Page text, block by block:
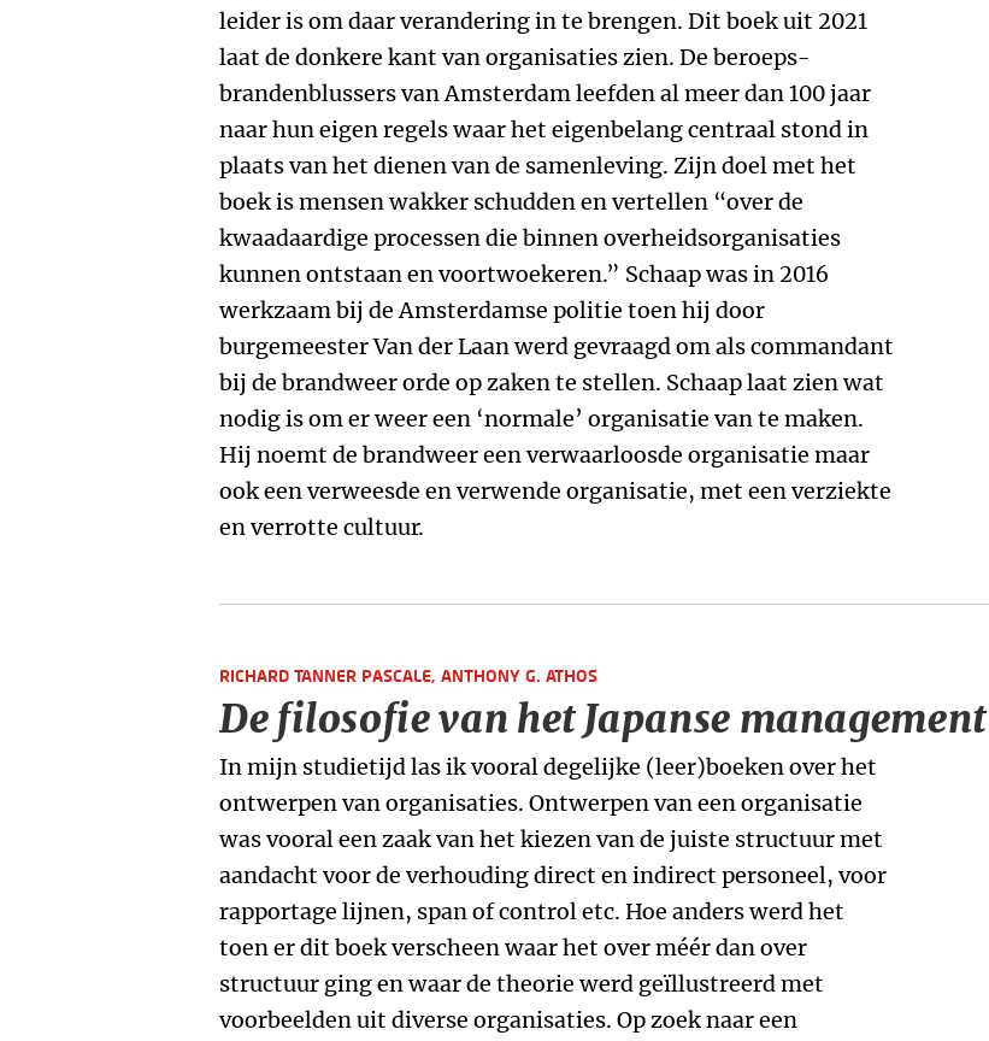
leider is om daar verandering in te brengen. Dit boek uit 2021
laat de donkere kant van organisaties zien. De beroeps-
brandenblussers van Amsterdam leefden al meer dan 100 jaar
naar hun eigen regels waar het eigenbelang centraal stond in
plaats van het dienen van de samenleving. Zijn doel met het
boek is mensen wakker schudden en vertellen “over de
kwaadaardige processen die binnen overheidsorganisaties
kunnen ontstaan en voortwoekeren.” Schaap was in 2016
werkzaam bij de Amsterdamse politie toen hij door
burgemeester Van der Laan werd gevraagd om als commandant
bij de brandweer orde op zaken te stellen. Schaap laat zien wat
nodig is om er weer een ‘normale’ organisatie van te maken.
Hij noemt de brandweer een verwaarloosde organisatie maar
ook een verweesde en verwende organisatie, met een verziekte
en verrotte cultuur.
RICHARD TANNER PASCALE, ANTHONY G. ATHOS
De filosofie van het Japanse management
In mijn studietijd las ik vooral degelijke (leer)boeken over het
ontwerpen van organisaties. Ontwerpen van een organisatie
was vooral een zaak van het kiezen van de juiste structuur met
aandacht voor de verhouding direct en indirect personeel, voor
rapportage lijnen, span of control etc. Hoe anders werd het
toen er dit boek verscheen waar het over méér dan over
structuur ging en waar de theorie werd geïllustreerd met
voorbeelden uit diverse organisaties. Op zoek naar een